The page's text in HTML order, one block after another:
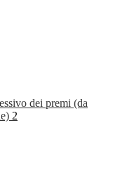
dei premi (da
2